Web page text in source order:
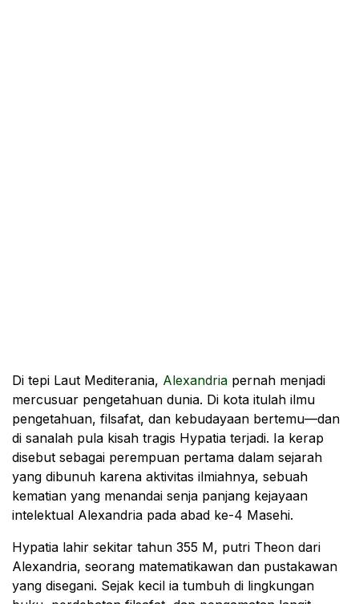
Di tepi Laut Mediterania, Alexandria pernah menjadi
mercusuar pengetahuan dunia. Di kota itulah ilmu
pengetahuan, filsafat, dan kebudayaan bertemu—dan
di sanalah pula kisah tragis Hypatia terjadi. Ia kerap
disebut sebagai perempuan pertama dalam sejarah
yang dibunuh karena aktivitas ilmiahnya, sebuah
kematian yang menandai senja panjang kejayaan
intelektual Alexandria pada abad ke-4 Masehi.
Hypatia lahir sekitar tahun 355 M, putri Theon dari
Alexandria, seorang matematikawan dan pustakawan
yang disegani. Sejak kecil ia tumbuh di lingkungan